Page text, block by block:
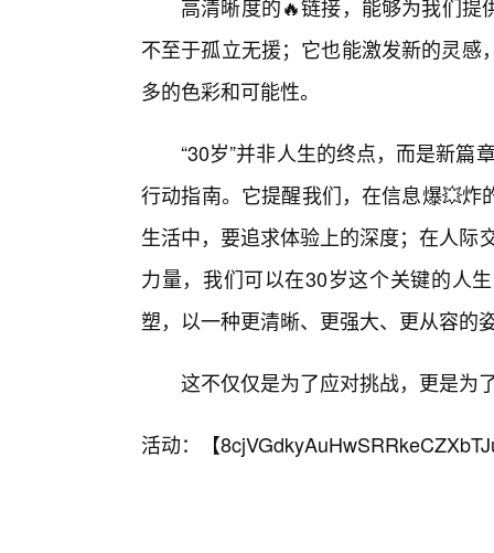
高清晰度的🔥链接，能够为我们
不至于孤立无援；它也能激发新的灵
多的色彩和可能性。
“30岁”并非人生的终点，而是新
行动指南。它提醒我们，在信息爆💥
生活中，要追求体验上的深度；在人际
力量，我们可以在30岁这个关键的人
塑，以一种更清晰、更强大、更从容的
这不仅仅是为了应对挑战，更是为
活动：【